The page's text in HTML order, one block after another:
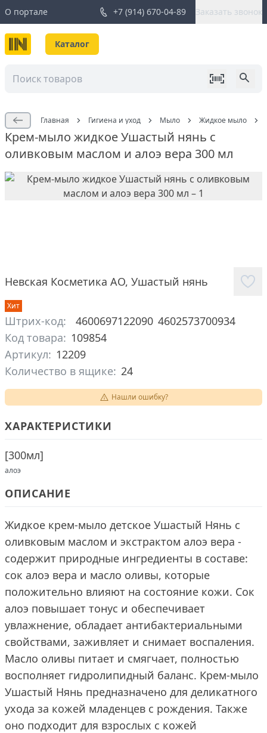
О портале +7 (914) 670-04-89 Заказать звонок
Каталог
Главная Гигиена и уход Мыло Жидкое мыло
Крем-мыло жидкое Ушастый нянь c
оливковым маслом и алоэ вера 300 мл
Невская Косметика АО, Ушастый нянь
Хит
Штрих-код: 4600697122090 4602573700934
Код товара: 109854
Артикул: 12209
Количество в ящике: 24
Нашли ошибку?
ХАРАКТЕРИСТИКИ
[300мл]
алоэ
ОПИСАНИЕ
Жидкое крем-мыло детское Ушастый Нянь с
оливковым маслом и экстрактом алоэ вера -
содержит природные ингредиенты в составе:
сок алоэ вера и масло оливы, которые
положительно влияют на состояние кожи. Сок
алоэ повышает тонус и обеспечивает
увлажнение, обладает антибактериальными
свойствами, заживляет и снимает воспаления.
Масло оливы питает и смягчает, полностью
восполняет гидролипидный баланс. Крем-мыло
Ушастый Нянь предназначено для деликатного
ухода за кожей младенцев с рождения. Также
оно подходит для взрослых с кожей